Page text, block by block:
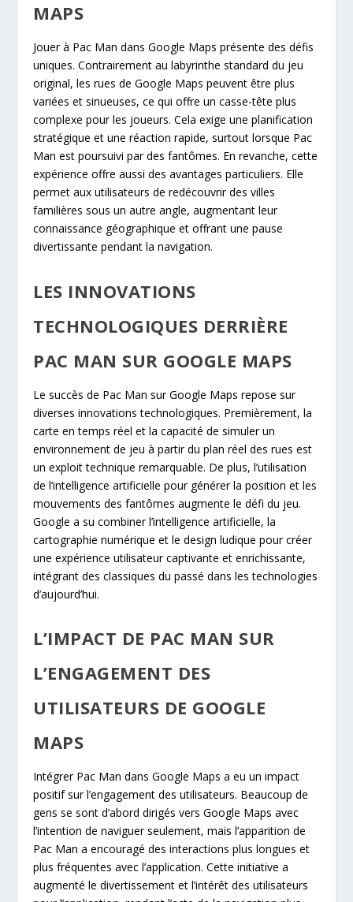
MAPS
Jouer à Pac Man dans Google Maps présente des défis
uniques. Contrairement au labyrinthe standard du jeu
original, les rues de Google Maps peuvent être plus
variées et sinueuses, ce qui offre un casse-tête plus
complexe pour les joueurs. Cela exige une planification
stratégique et une réaction rapide, surtout lorsque Pac
Man est poursuivi par des fantômes. En revanche, cette
expérience offre aussi des avantages particuliers. Elle
permet aux utilisateurs de redécouvrir des villes
familières sous un autre angle, augmentant leur
connaissance géographique et offrant une pause
divertissante pendant la navigation.
LES INNOVATIONS
TECHNOLOGIQUES DERRIÈRE
PAC MAN SUR GOOGLE MAPS
Le succès de Pac Man sur Google Maps repose sur
diverses innovations technologiques. Premièrement, la
carte en temps réel et la capacité de simuler un
environnement de jeu à partir du plan réel des rues est
un exploit technique remarquable. De plus, l’utilisation
de l’intelligence artificielle pour générer la position et les
mouvements des fantômes augmente le défi du jeu.
Google a su combiner l’intelligence artificielle, la
cartographie numérique et le design ludique pour créer
une expérience utilisateur captivante et enrichissante,
intégrant des classiques du passé dans les technologies
d’aujourd’hui.
L’IMPACT DE PAC MAN SUR
L’ENGAGEMENT DES
UTILISATEURS DE GOOGLE
MAPS
Intégrer Pac Man dans Google Maps a eu un impact
positif sur l’engagement des utilisateurs. Beaucoup de
gens se sont d’abord dirigés vers Google Maps avec
l’intention de naviguer seulement, mais l’apparition de
Pac Man a encouragé des interactions plus longues et
plus fréquentes avec l’application. Cette initiative a
augmenté le divertissement et l’intérêt des utilisateurs